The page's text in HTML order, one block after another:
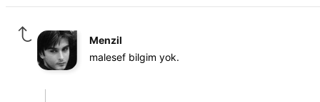
Menzil
malesef bilgim yok.